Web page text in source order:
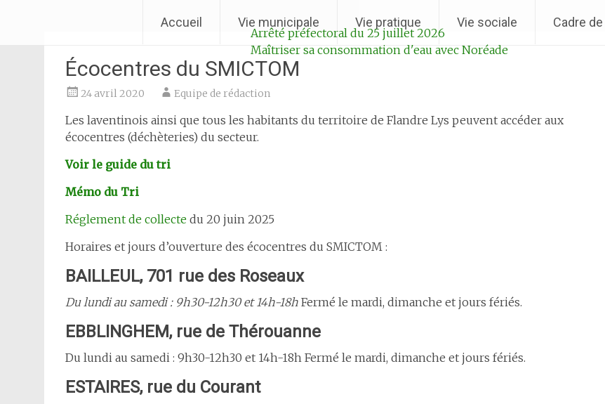
Ville de Laventie
au
Accueil Vie municipale Vie pratique Vie sociale Cadre
Écocentres du SMICTOM
24 avril 2020 Equipe de rédaction
Les laventinois ainsi que tous les habitants du territoire de Flandre Lys peuvent accéder aux
écocentres (déchèteries) du secteur.
Voir le guide du tri
Mémo du Tri
Réglement de collecte du 20 juin 2025
Horaires et jours d’ouverture des écocentres du SMICTOM :
BAILLEUL, 701 rue des Roseaux
Du lundi au samedi : 9h30-12h30 et 14h-18h Fermé le mardi, dimanche et jours fériés.
EBBLINGHEM, rue de Thérouanne
Du lundi au samedi : 9h30-12h30 et 14h-18h Fermé le mardi, dimanche et jours fériés.
ESTAIRES, rue du Courant
-
Arrêté préfectoral du 25 juillet 2026
Maîtriser sa consommation d'eau avec Noréade